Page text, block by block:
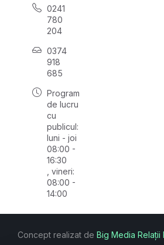
0241
780
204
0374
918
685
Program
de lucru
cu
publicul:
luni - joi
08:00 -
16:30
, vineri:
08:00 -
14:00
Concept realizat de Big Media Relații